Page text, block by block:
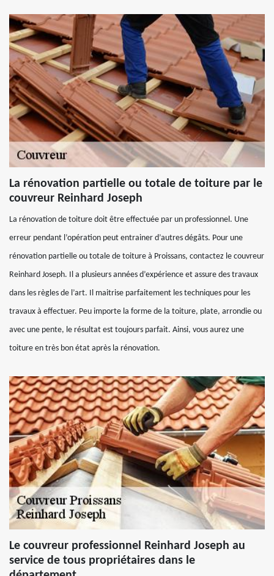
La rénovation partielle ou totale de toiture par le
couvreur Reinhard Joseph
La rénovation de toiture doit être effectuée par un professionnel. Une
erreur pendant l’opération peut entrainer d’autres dégâts. Pour une
rénovation partielle ou totale de toiture à Proissans, contactez le couvreur
Reinhard Joseph. Il a plusieurs années d’expérience et assure des travaux
dans les règles de l’art. Il maitrise parfaitement les techniques pour les
travaux à effectuer. Peu importe la forme de la toiture, plate, arrondie ou
avec une pente, le résultat est toujours parfait. Ainsi, vous aurez une
toiture en très bon état après la rénovation.
Le couvreur professionnel Reinhard Joseph au
service de tous propriétaires dans le